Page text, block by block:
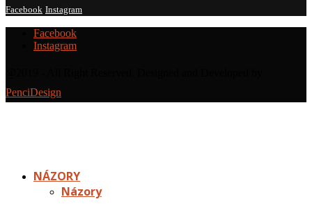
Facebook Instagram
Facebook
Instagram
PenciDesign
NÁZORY
Názory